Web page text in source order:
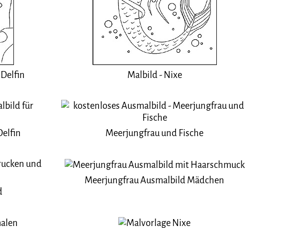
Malbild - Nixe
Meerjungfrau und Fische
Meerjungfrau Ausmalbild Mädchen